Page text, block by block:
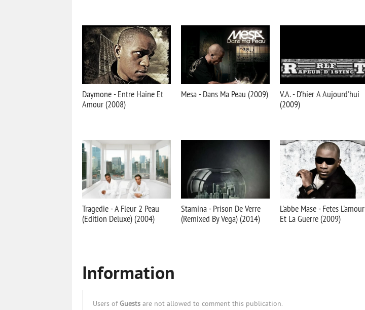
Daymone - Entre Haine Et
Amour (2008)
Mesa - Dans Ma Peau (2009)
V.A. - D'hier A Aujourd'hui
(2009)
Tragedie - A Fleur 2 Peau
(Edition Deluxe) (2004)
Stamina - Prison De Verre
(Remixed By Vega) (2014)
L'abbe Mase - Fetes L'amour
Et La Guerre (2009)
Information
Users of Guests are not allowed to comment this publication.